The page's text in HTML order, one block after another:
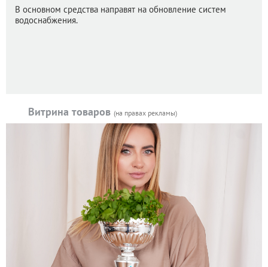
В основном средства направят на обновление систем
водоснабжения.
Витрина товаров (на правах рекламы)